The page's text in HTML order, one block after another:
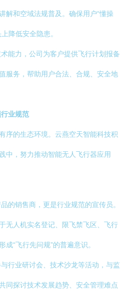
解和空域法规普及。确保用户“懂操
降低安全隐患。
能力，公司为客户提供飞行计划报备
服务，帮助用户合法、合规、安全地
业规范
序的生态环境。云燕空天智能科技积
中，努力推动智能无人飞行器应用
的销售商，更是行业规范的宣传员。
无人机实名登记、限飞禁飞区、飞行
“飞行先问规”的普遍意识。
行业研讨会、技术沙龙等活动，与监
同探讨技术发展趋势、安全管理难点